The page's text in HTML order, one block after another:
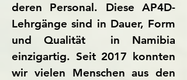
deren Personal. Diese AP4D-
Lehrgänge sind in Dauer, Form
und Qualität in Namibia
einzigartig. Seit 2017 konnten
wir vielen Menschen aus den